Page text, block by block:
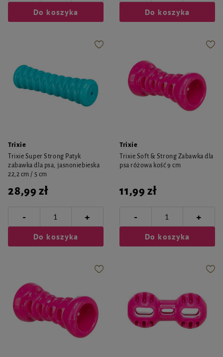
Do koszyka Do koszyka
Trixie
Trixie Super Strong Patyk
zabawka dla psa, jasnoniebieska
22,2 cm / 5 cm
28,99 zł
- +
Do koszyka
Trixie
Trixie Soft & Strong Zabawka dla
psa różowa kość 9 cm
11,99 zł
- +
Do koszyka